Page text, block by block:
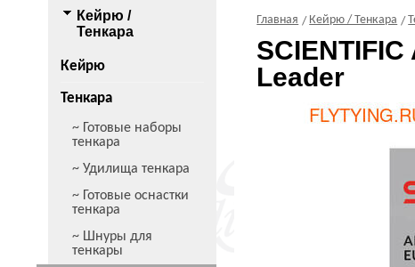
Кейрю /
Тенкара
Кейрю
Тенкара
~ Готовые наборы
тенкара
~ Удилища тенкара
~ Готовые оснастки
тенкара
~ Шнуры для
тенкары
Главная Кейрю / Тенкара
Leader